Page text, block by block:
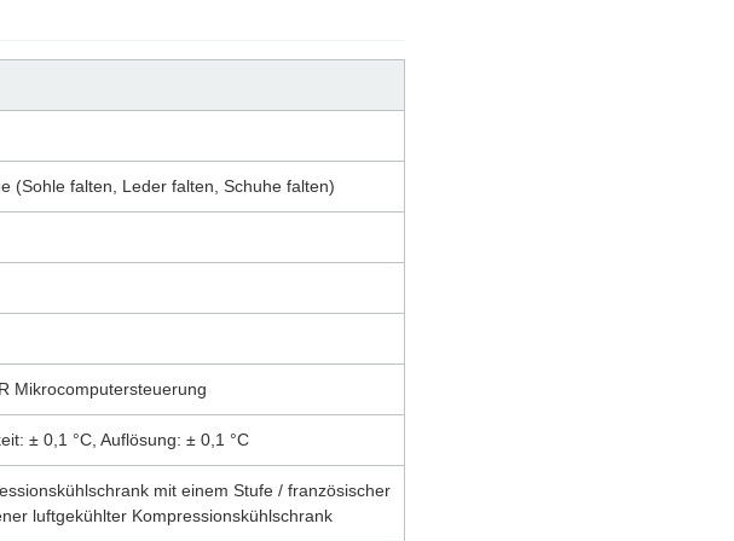
(Sohle falten, Leder falten, Schuhe falten)
Mikrocomputersteuerung
± 0,1 °C, Auflösung: ± 0,1 °C
mit einem Stufe / französischer
luftgekühlter Kompressionskühlschrank